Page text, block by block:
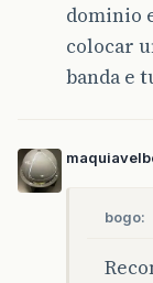
dominio
colocar
banda e
bogo: